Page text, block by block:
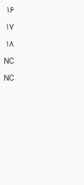
۱۶
۱۷
۱۸
NC
NC